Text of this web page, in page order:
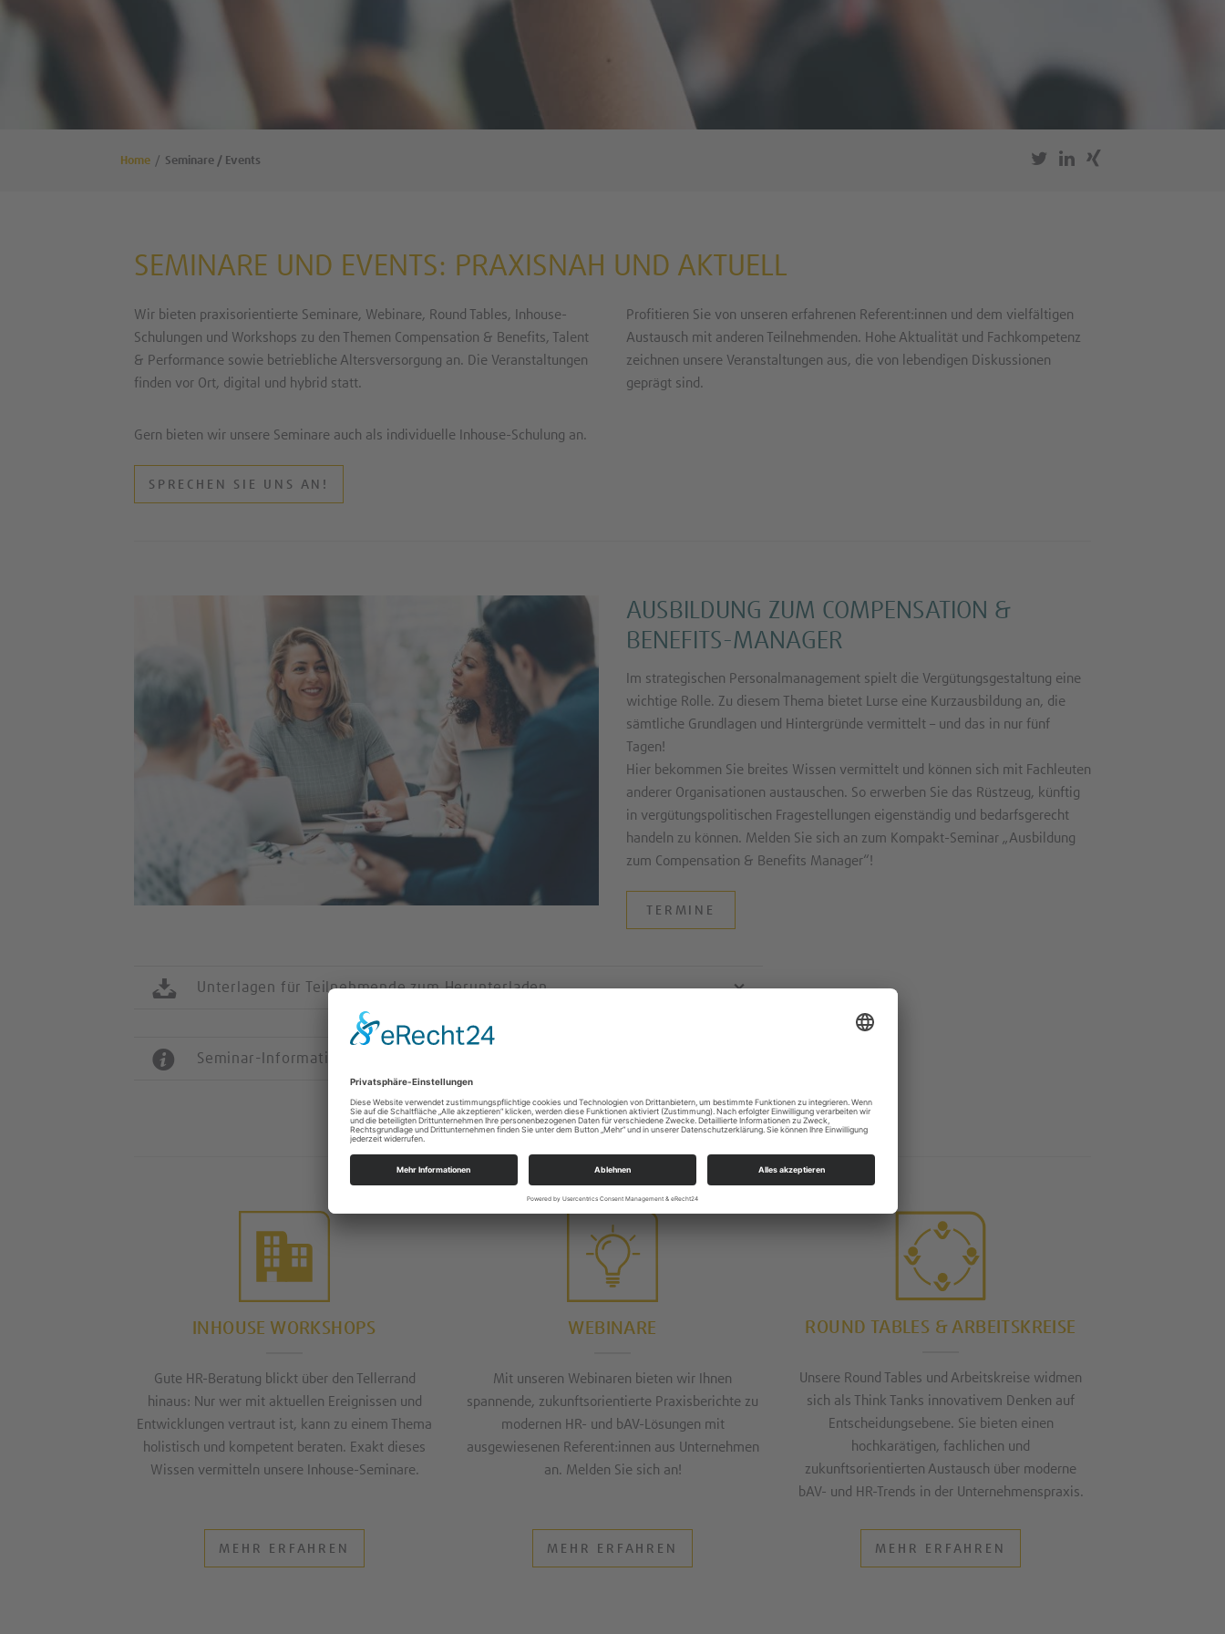
Home Seminare / Events
SEMINARE UND EVENTS: PRAXISNAH UND AKTUELL
Wir bieten praxisorientierte Seminare, Webinare, Round Tables, Inhouse-
Schulungen und Workshops zu den Themen Compensation & Benefits, Talent
& Performance sowie betriebliche Altersversorgung an. Die Veranstaltungen
finden vor Ort, digital und hybrid statt.
Profitieren Sie von unseren erfahrenen Referent:innen und dem vielfältigen
Austausch mit anderen Teilnehmenden. Hohe Aktualität und Fachkompetenz
zeichnen unsere Veranstaltungen aus, die von lebendigen Diskussionen
geprägt sind.
Gern bieten wir unsere Seminare auch als individuelle Inhouse-Schulung an.
SPRECHEN SIE UNS AN!
AUSBILDUNG ZUM COMPENSATION &
BENEFITS-MANAGER
Im strategischen Personalmanagement spielt die Vergütungsgestaltung eine
wichtige Rolle. Zu diesem Thema bietet Lurse eine Kurzausbildung an, die
sämtliche Grundlagen und Hintergründe vermittelt – und das in nur fünf
Tagen!
Hier bekommen Sie breites Wissen vermittelt und können sich mit Fachleuten
anderer Organisationen austauschen. So erwerben Sie das Rüstzeug, künftig
in vergütungspolitischen Fragestellungen eigenständig und bedarfsgerecht
handeln zu können. Melden Sie sich an zum Kompakt-Seminar „Ausbildung
zum Compensation & Benefits Manager“!
TERMINE
Unterlagen für Teilnehmende zum Herunterladen
Seminar-Informationen
INHOUSE WORKSHOPS
Gute HR-Beratung blickt über den Tellerrand
hinaus: Nur wer mit aktuellen Ereignissen und
Entwicklungen vertraut ist, kann zu einem Thema
holistisch und kompetent beraten. Exakt dieses
Wissen vermitteln unsere Inhouse-Seminare.
MEHR ERFAHREN
WEBINARE
Mit unseren Webinaren bieten wir Ihnen
spannende, zukunftsorientierte Praxisberichte zu
modernen HR- und bAV-Lösungen mit
ausgewiesenen Referent:innen aus Unternehmen
an. Melden Sie sich an!
MEHR ERFAHREN
ROUND TABLES & ARBEITSKREISE
Unsere Round Tables und Arbeitskreise widmen
sich als Think Tanks innovativem Denken auf
Entscheidungsebene. Sie bieten einen
hochkarätigen, fachlichen und
zukunftsorientierten Austausch über moderne
bAV- und HR-Trends in der Unternehmenspraxis.
MEHR ERFAHREN